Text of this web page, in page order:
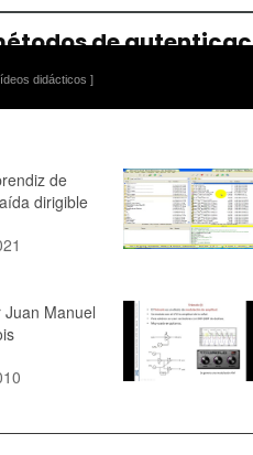
Lego
sobre
8:,7 · 2016
5 -
8:23 · 2020